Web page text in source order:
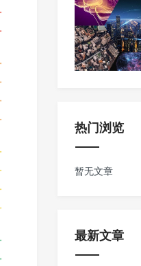
热门浏览
暂无文章
最新文章